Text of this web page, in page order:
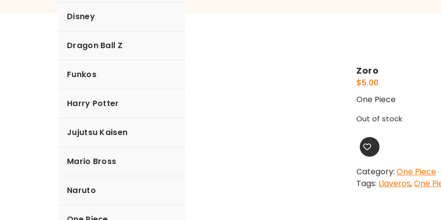
Disney
Dragon Ball Z
Funkos
Harry Potter
Jujutsu Kaisen
Mario Bross
Naruto
Zoro
$5.00
One Piece
Out of stock
Category:One Piece
Tags: Llaveros,One